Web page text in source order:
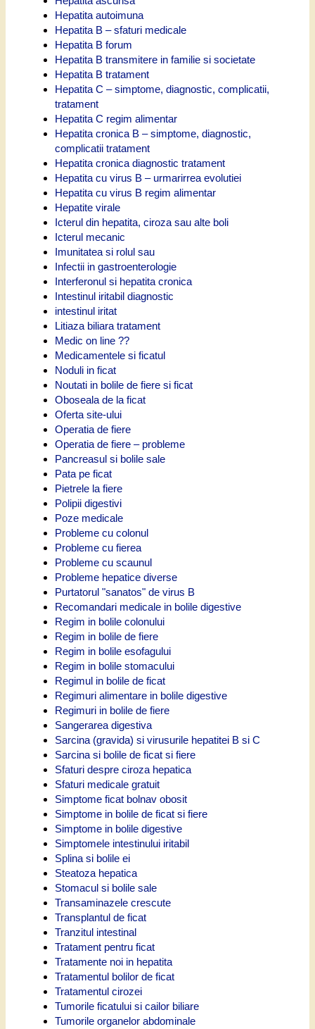
Hepatita autoimuna
Hepatita B – sfaturi medicale
Hepatita B forum
Hepatita B transmitere in familie si societate
Hepatita B tratament
Hepatita C – simptome, diagnostic, complicatii,
tratament
Hepatita C regim alimentar
Hepatita cronica B – simptome, diagnostic,
complicatii tratament
Hepatita cronica diagnostic tratament
Hepatita cu virus B – urmarirrea evolutiei
Hepatita cu virus B regim alimentar
Hepatite virale
Icterul din hepatita, ciroza sau alte boli
Icterul mecanic
Imunitatea si rolul sau
Infectii in gastroenterologie
Interferonul si hepatita cronica
Intestinul iritabil diagnostic
intestinul iritat
Litiaza biliara tratament
Medic on line ??
Medicamentele si ficatul
Noduli in ficat
Noutati in bolile de fiere si ficat
Oboseala de la ficat
Oferta site-ului
Operatia de fiere
Operatia de fiere – probleme
Pancreasul si bolile sale
Pata pe ficat
Pietrele la fiere
Polipii digestivi
Poze medicale
Probleme cu colonul
Probleme cu fierea
Probleme cu scaunul
Probleme hepatice diverse
Purtatorul "sanatos" de virus B
Recomandari medicale in bolile digestive
Regim in bolile colonului
Regim in bolile de fiere
Regim in bolile esofagului
Regim in bolile stomacului
Regimul in bolile de ficat
Regimuri alimentare in bolile digestive
Regimuri in bolile de fiere
Sangerarea digestiva
Sarcina (gravida) si virusurile hepatitei B si C
Sarcina si bolile de ficat si fiere
Sfaturi despre ciroza hepatica
Sfaturi medicale gratuit
Simptome ficat bolnav obosit
Simptome in bolile de ficat si fiere
Simptome in bolile digestive
Simptomele intestinului iritabil
Splina si bolile ei
Steatoza hepatica
Stomacul si bolile sale
Transaminazele crescute
Transplantul de ficat
Tranzitul intestinal
Tratament pentru ficat
Tratamente noi in hepatita
Tratamentul bolilor de ficat
Tratamentul cirozei
Tumorile ficatului si cailor biliare
Tumorile organelor abdominale